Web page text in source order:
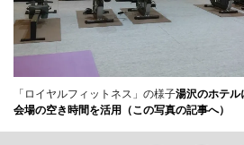
「ロイヤルフィットネス」の様子湯沢のホテ
会場の空き時間を活用（この写真の記事へ）